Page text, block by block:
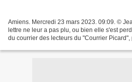
Amiens. Mercredi 23 mars 2023. 09:09. ©
lettre ne leur a pas plu, ou bien elle s'est
du courrier des lecteurs du "Courrier Picard",